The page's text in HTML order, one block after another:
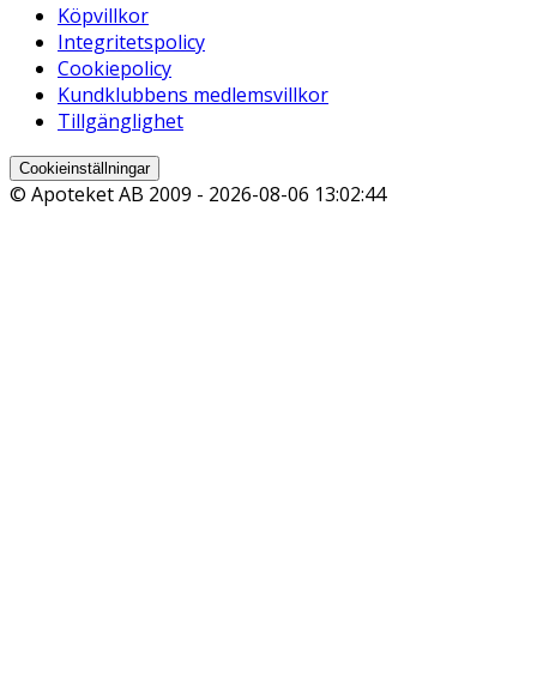
Köpvillkor
Integritetspolicy
Cookiepolicy
Kundklubbens medlemsvillkor
Tillgänglighet
Cookieinställningar
© Apoteket AB 2009 - 2026-08-06 13:02:44